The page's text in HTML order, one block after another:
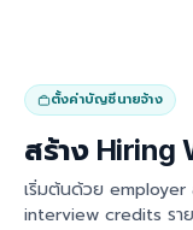
ตั้งค่าบัญชีนายจ้าง
สร้าง Hiring
เริ่มต้นด้วย
interview credits รา